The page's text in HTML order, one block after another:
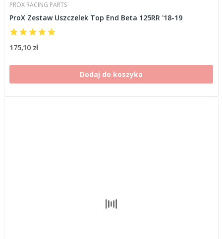
PROX RACING PARTS
ProX Zestaw Uszczelek Top End Beta 125RR '18-19
175,10 zł
Dodaj do koszyka